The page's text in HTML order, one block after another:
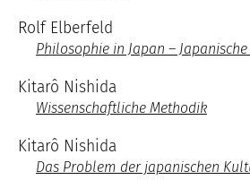
Rolf Elberfeld
Philosophie in Japan –
Kitarô Nishida
Wissenschaftliche Methodik
Kitarô Nishida
Das Problem der japanischen